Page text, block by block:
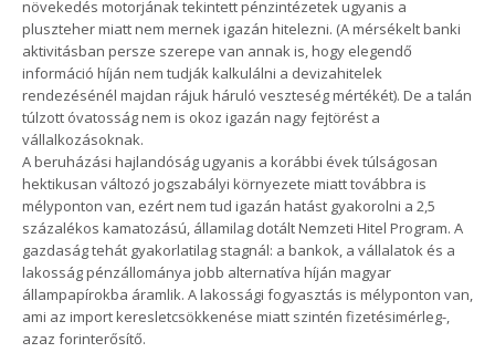
növekedés motorjának tekintett pénzintézetek ugyanis a
pluszteher miatt nem mernek igazán hitelezni. (A mérsékelt banki
aktivitásban persze szerepe van annak is, hogy elegendő
információ híján nem tudják kalkulálni a devizahitelek
rendezésénél majdan rájuk háruló veszteség mértékét). De a talán
túlzott óvatosság nem is okoz igazán nagy fejtörést a
vállalkozásoknak.
A beruházási hajlandóság ugyanis a korábbi évek túlságosan
hektikusan változó jogszabályi környezete miatt továbbra is
mélyponton van, ezért nem tud igazán hatást gyakorolni a 2,5
százalékos kamatozású, államilag dotált Nemzeti Hitel Program. A
gazdaság tehát gyakorlatilag stagnál: a bankok, a vállalatok és a
lakosság pénzállománya jobb alternatíva híján magyar
állampapírokba áramlik. A lakossági fogyasztás is mélyponton van,
ami az import keresletcsökkenése miatt szintén fizetésimérleg-,
azaz forinterősítő.